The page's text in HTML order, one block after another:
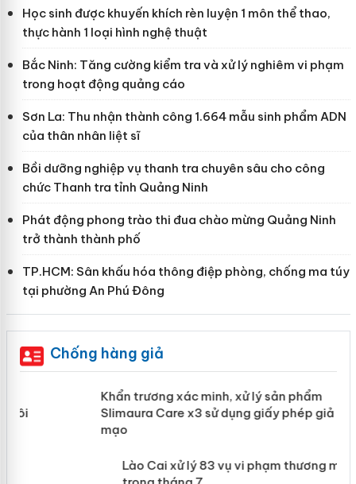
Học sinh được khuyến khích rèn luyện 1 môn thể thao,
thực hành 1 loại hình nghệ thuật
Bắc Ninh: Tăng cường kiểm tra và xử lý nghiêm vi phạm
trong hoạt động quảng cáo
Sơn La: Thu nhận thành công 1.664 mẫu sinh phẩm ADN
của thân nhân liệt sĩ
Bồi dưỡng nghiệp vụ thanh tra chuyên sâu cho công
chức Thanh tra tỉnh Quảng Ninh
Phát động phong trào thi đua chào mừng Quảng Ninh
trở thành thành phố
TP.HCM: Sân khấu hóa thông điệp phòng, chống ma túy
tại phường An Phú Đông
Chống hàng giả
Khẩn trương xác minh, xử lý sản phẩm
Slimaura Care x3 sử dụng giấy phép
giả mạo